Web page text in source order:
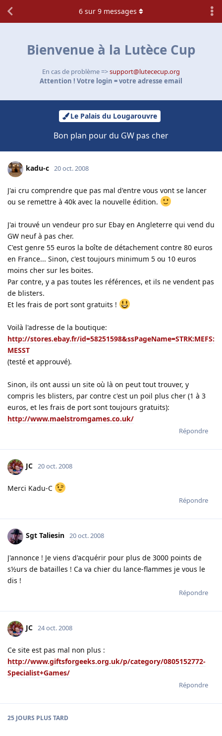
Bienvenue à la Lutèce Cup
En cas de problème =>support@lutececup.org
Attention ! Votre login = votre adresse email
Le Palais du Lougarouvre
Bon plan pour du GW pas cher
6 sur 9 messages
kadu-c 20 oct. 2008
J'ai cru comprendre que pas mal d'entre vous vont se lancer
ou se remettre à 40k avec la nouvelle édition.
J'ai trouvé un vendeur pro sur Ebay en Angleterre qui vend du
GW neuf à pas cher.
C'est genre 55 euros la boîte de détachement contre 80 euros
en France... Sinon, c'est toujours minimum 5 ou 10 euros
moins cher sur les boites.
Par contre, y a pas toutes les références, et ils ne vendent pas
de blisters.
Et les frais de port sont gratuits !
Voilà l'adresse de la boutique:
http://stores.ebay.fr/id=58251598&ssPageName=STRK:MEFS:
MESST
(testé et approuvé).
Sinon, ils ont aussi un site où là on peut tout trouver, y
compris les blisters, par contre c'est un poil plus cher (1 à 3
euros, et les frais de port sont toujours gratuits):
http://www.maelstromgames.co.uk/
Répondre
JC 20 oct. 2008
Merci Kadu-C
Répondre
Sgt Taliesin 20 oct. 2008
J'annonce ! Je viens d'acquérir pour plus de 3000 points de
s½urs de batailles ! Ca va chier du lance-flammes je vous le
dis !
Répondre
JC 24 oct. 2008
Ce site est pas mal non plus :
http://www.giftsforgeeks.org.uk/p/category/0805152772-
Specialist+Games/
Répondre
25 JOURS PLUS TARD